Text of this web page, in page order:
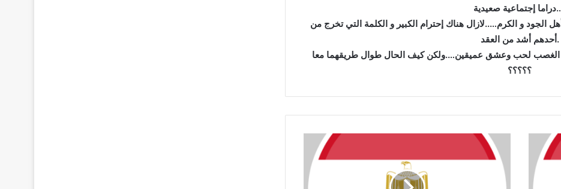
صعيدية…
و الكرم…..لازال هناك إحترام الكبير و الكلمة التي تخرج من
أحدهم أشد من العقد.
الغصب لحب وعشق عميقين….ولكن كيف الحال طوال طريقهما معا
؟؟؟؟؟